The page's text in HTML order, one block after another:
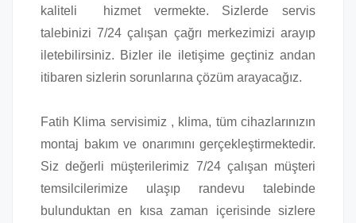
kaliteli hizmet vermekte. Sizlerde servis
talebinizi 7/24 çalışan çağrı merkezimizi arayıp
iletebilirsiniz. Bizler ile iletişime geçtiniz andan
itibaren sizlerin sorunlarına çözüm arayacağız.
Fatih Klima servisimiz , klima, tüm cihazlarınızın
montaj bakım ve onarımını gerçekleştirmektedir.
Siz değerli müşterilerimiz 7/24 çalışan müşteri
temsilcilerimize ulaşıp randevu talebinde
bulunduktan en kısa zaman içerisinde sizlere